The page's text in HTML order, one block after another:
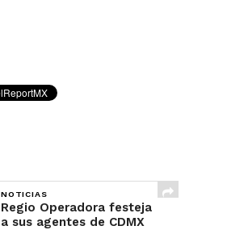
NOTICIAS
Regio Operadora festeja
a sus agentes de CDMX